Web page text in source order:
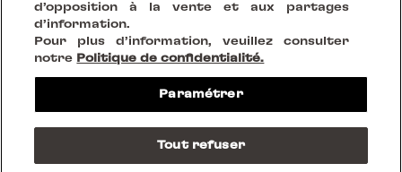
SUIVEZ-NOUS SUR
Mentions légales
Politique de confidentialité
Do Not Sell or Share my personnal information
d’opposition à la vente et aux partages
d’information.
Pour plus d’information, veuillez consulter
notre Politique de confidentialité.
Paramétrer
Tout refuser